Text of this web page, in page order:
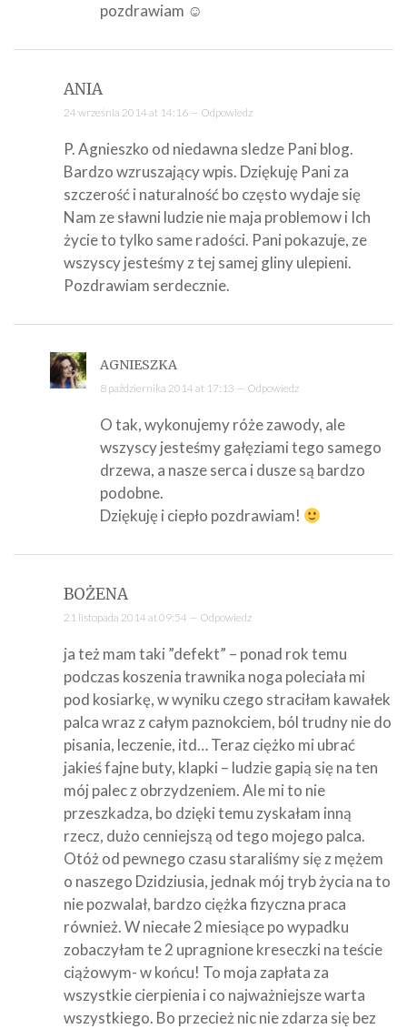
pozdrawiam ☺
ANIA
24 września 2014 at 14:16 — Odpowiedz
P. Agnieszko od niedawna sledze Pani blog.
Bardzo wzruszający wpis. Dziękuję Pani za
szczerość i naturalność bo często wydaje się
Nam ze sławni ludzie nie maja problemow i Ich
życie to tylko same radości. Pani pokazuje, ze
wszyscy jesteśmy z tej samej gliny ulepieni.
Pozdrawiam serdecznie.
AGNIESZKA
8 października 2014 at 17:13 — Odpowiedz
O tak, wykonujemy róże zawody, ale
wszyscy jesteśmy gałęziami tego samego
drzewa, a nasze serca i dusze są bardzo
podobne.
Dziękuję i ciepło pozdrawiam!
BOŻENA
21 listopada 2014 at 09:54 — Odpowiedz
ja też mam taki ”defekt” – ponad rok temu
podczas koszenia trawnika noga poleciała mi
pod kosiarkę, w wyniku czego straciłam kawałek
palca wraz z całym paznokciem, ból trudny nie do
pisania, leczenie, itd… Teraz ciężko mi ubrać
jakieś fajne buty, klapki – ludzie gapią się na ten
mój palec z obrzydzeniem. Ale mi to nie
przeszkadza, bo dzięki temu zyskałam inną
rzecz, dużo cenniejszą od tego mojego palca.
Otóż od pewnego czasu staraliśmy się z mężem
o naszego Dzidziusia, jednak mój tryb życia na to
nie pozwalał, bardzo ciężka fizyczna praca
również. W niecałe 2 miesiące po wypadku
zobaczyłam te 2 upragnione kreseczki na teście
ciążowym- w końcu! To moja zapłata za
wszystkie cierpienia i co najważniejsze warta
wszystkiego. Bo przecież nic nie zdarza się bez